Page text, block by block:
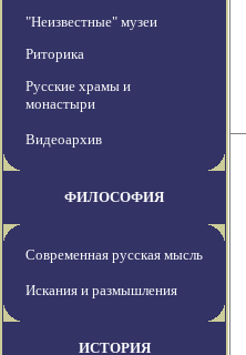
"Неизвестные" музеи
Риторика
Русские храмы и
монастыри
Видеоархив
ФИЛОСОФИЯ
Современная русская мысль
Искания и размышления
ИСТОРИЯ